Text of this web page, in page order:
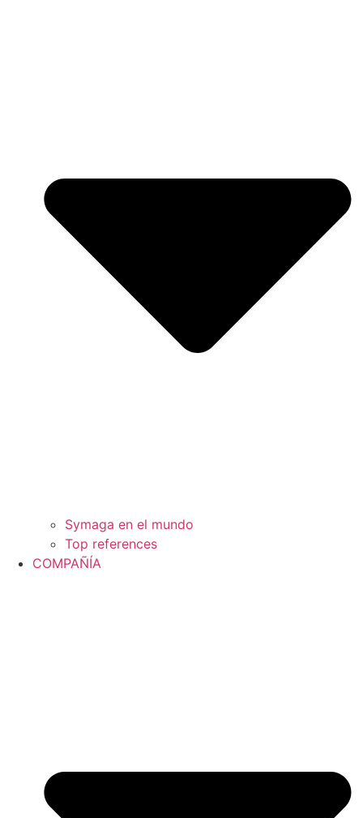
Symaga en el mundo
Top references
COMPAÑÍA